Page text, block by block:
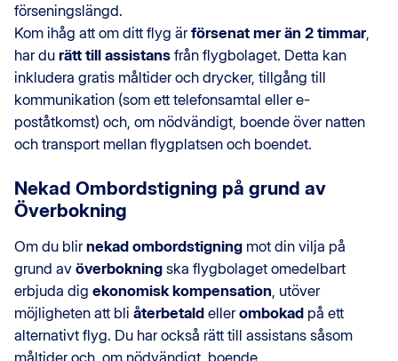
förseningslängd.
Kom ihåg att om ditt flyg ärförsenat mer än 2 timmar,
har du rätt till assistans från flygbolaget. Detta kan
inkludera gratis måltider och drycker, tillgång till
kommunikation (som ett telefonsamtal eller e-
poståtkomst) och, om nödvändigt, boende över natten
och transport mellan flygplatsen och boendet.
Nekad Ombordstigning på grund av
Överbokning
Om du blirnekad ombordstigning mot din vilja på
grund av överbokning ska flygbolaget omedelbart
erbjuda dig ekonomisk kompensation , utöver
möjligheten att bli återbetald ellerombokad på ett
alternativt flyg. Du har också rätt till assistans såsom
måltider och, om nödvändigt, boende.